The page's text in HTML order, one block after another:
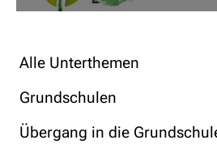
Alle Unterthemen
Grundschulen
Übergang in die